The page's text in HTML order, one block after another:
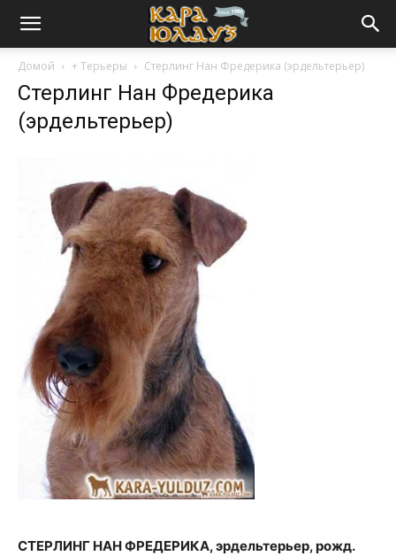
Домой + Терьеры Стерлинг Нан Фредерика (эрдельтерьер)
Стерлинг Нан Фредерика
(эрдельтерьер)
СТЕРЛИНГ НАН ФРЕДЕРИКА, эрдельтерьер, рожд.